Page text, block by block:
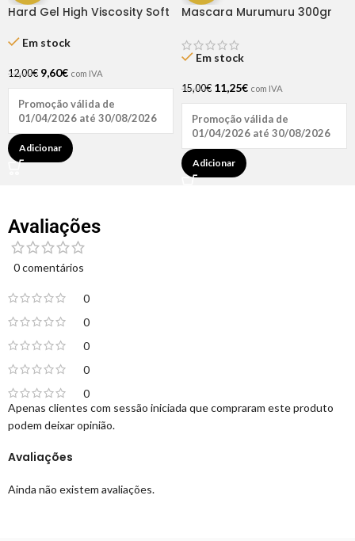
Hard Gel High Viscosity Soft
Em stock
12,00€ 9,60€ com IVA
Promoção válida de
01/04/2026 até 30/08/2026
Adicionar
Mascara Murumuru 300gr
Em stock
15,00€ 11,25€ com IVA
Promoção válida de
01/04/2026 até 30/08/2026
Adicionar
Avaliações
0 comentários
0
0
0
0
0
Avaliações
Ainda não existem avaliações.
Apenas clientes com sessão iniciada que compraram este produto
podem deixar opinião.